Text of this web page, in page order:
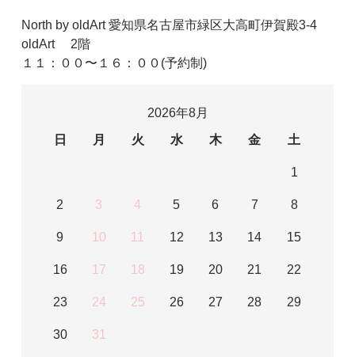
North by oldArt 愛知県名古屋市緑区大高町伊賀殿3-4
oldArt 2階
１１：００〜１６：００(予約制)
2026年8月
日
月 火 水 木 金 土
1
2 3 4 5 6 7 8
9 10 11 12 13 14 15
16 17 18 19 20 21 22
23 24 25 26 27 28 29
30 31